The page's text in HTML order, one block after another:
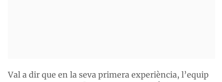
Val a dir que en la seva primera experiència, l’equip